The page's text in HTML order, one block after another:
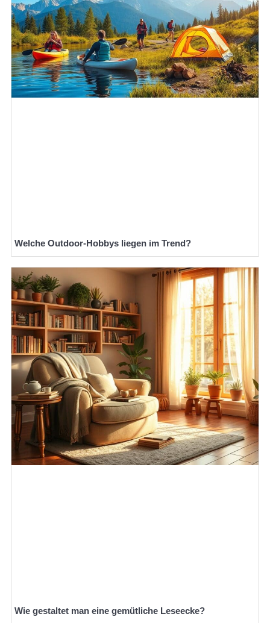
Welche Outdoor-Hobbys liegen im Trend?
Wie gestaltet man eine gemütliche Leseecke?